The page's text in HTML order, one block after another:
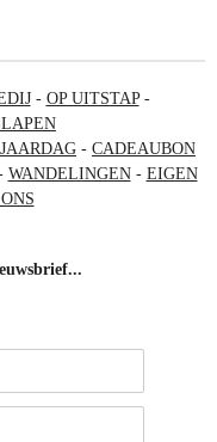
- OP UITSTAP-
- CADEAUBON
WANDELINGEN- EIGEN